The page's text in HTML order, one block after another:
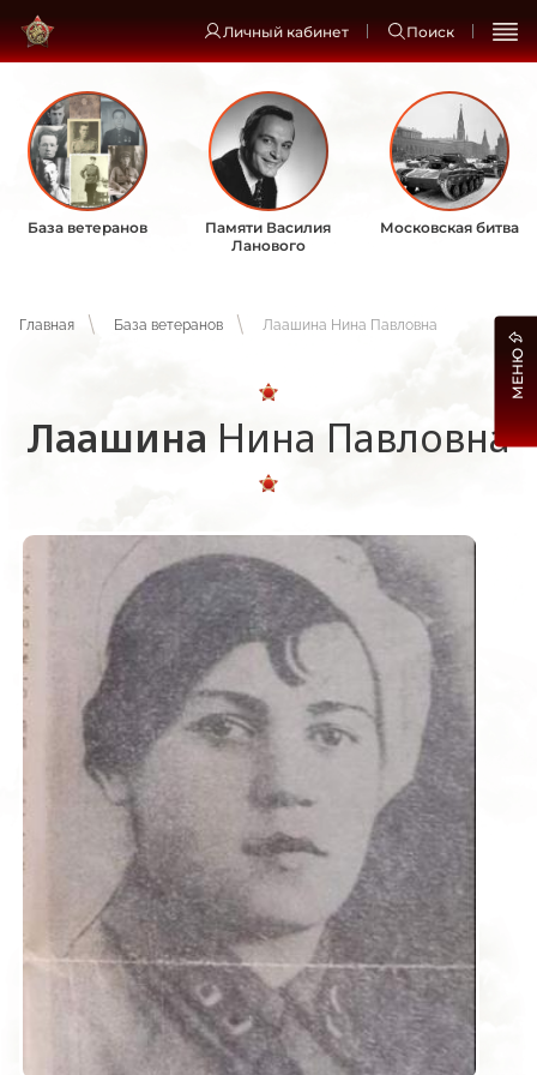
Личный кабинет Поиск
База ветеранов
Памяти Василия
Ланового
Московская битва
Главная База ветеранов Лаашина Нина Павловна
Лаашина Нина Павловна
МЕНЮ